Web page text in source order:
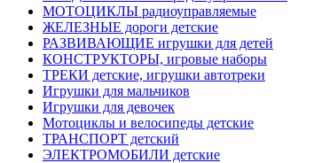
МОТОЦИКЛЫ радиоуправляемые
ЖЕЛЕЗНЫЕ дороги детские
РАЗВИВАЮЩИЕ игрушки для детей
КОНСТРУКТОРЫ, игровые наборы
ТРЕКИ детские, игрушки автотреки
Игрушки для мальчиков
Игрушки для девочек
Мотоциклы и велосипеды детские
ТРАНСПОРТ детский
ЭЛЕКТРОМОБИЛИ детские